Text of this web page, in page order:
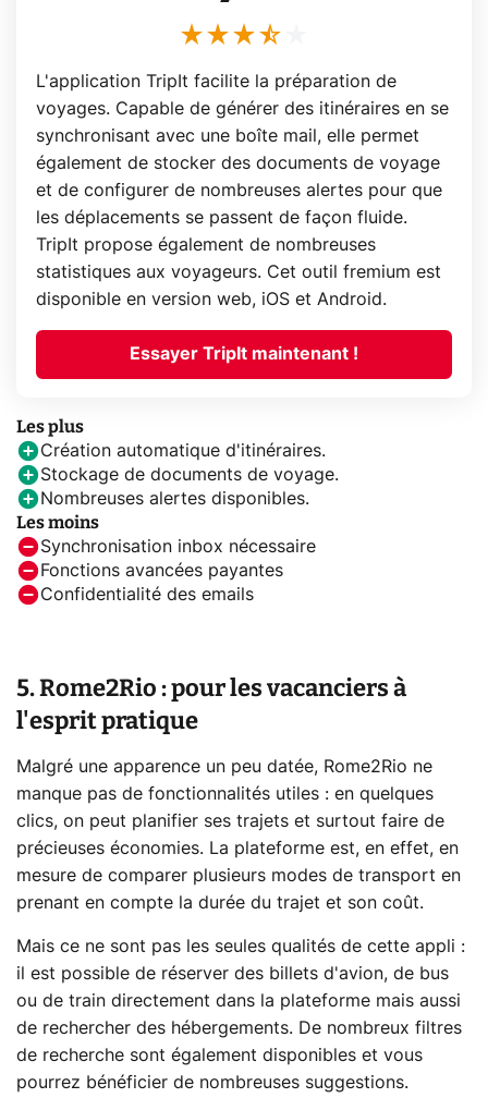
L'application TripIt facilite la préparation de
voyages. Capable de générer des itinéraires en se
synchronisant avec une boîte mail, elle permet
également de stocker des documents de voyage
et de configurer de nombreuses alertes pour que
les déplacements se passent de façon fluide.
TripIt propose également de nombreuses
statistiques aux voyageurs. Cet outil fremium est
disponible en version web, iOS et Android.
Essayer TripIt maintenant !
Les plus
Création automatique d'itinéraires.
Stockage de documents de voyage.
Nombreuses alertes disponibles.
Les moins
Synchronisation inbox nécessaire
Fonctions avancées payantes
Confidentialité des emails
5. Rome2Rio : pour les vacanciers à
l'esprit pratique
Malgré une apparence un peu datée, Rome2Rio ne
manque pas de fonctionnalités utiles : en quelques
clics, on peut planifier ses trajets et surtout faire de
précieuses économies. La plateforme est, en effet, en
mesure de comparer plusieurs modes de transport en
prenant en compte la durée du trajet et son coût.
Mais ce ne sont pas les seules qualités de cette appli :
il est possible de réserver des billets d'avion, de bus
ou de train directement dans la plateforme mais aussi
de rechercher des hébergements. De nombreux filtres
de recherche sont également disponibles et vous
pourrez bénéficier de nombreuses suggestions.